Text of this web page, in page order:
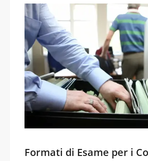
Formati di Esame per i